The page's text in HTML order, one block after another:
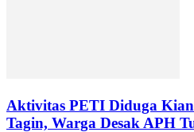
Aktivitas PETI Diduga
Tagin, Warga Desak APH